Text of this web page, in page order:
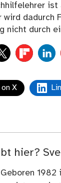
wird
nicht durch
X
hier?